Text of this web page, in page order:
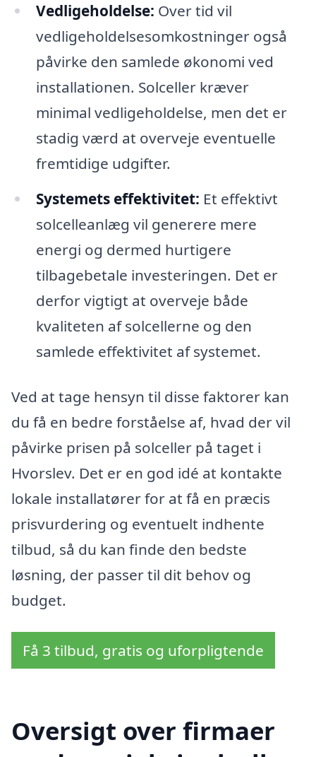
Vedligeholdelse: Over tid vil
vedligeholdelsesomkostninger også
påvirke den samlede økonomi ved
installationen. Solceller kræver
minimal vedligeholdelse, men det er
stadig værd at overveje eventuelle
fremtidige udgifter.
Systemets effektivitet: Et effektivt
solcelleanlæg vil generere mere
energi og dermed hurtigere
tilbagebetale investeringen. Det er
derfor vigtigt at overveje både
kvaliteten af solcellerne og den
samlede effektivitet af systemet.
Ved at tage hensyn til disse faktorer kan
du få en bedre forståelse af, hvad der vil
påvirke prisen på solceller på taget i
Hvorslev. Det er en god idé at kontakte
lokale installatører for at få en præcis
prisvurdering og eventuelt indhente
tilbud, så du kan finde den bedste
løsning, der passer til dit behov og
budget.
Få 3 tilbud, gratis og uforpligtende
Oversigt over firmaer